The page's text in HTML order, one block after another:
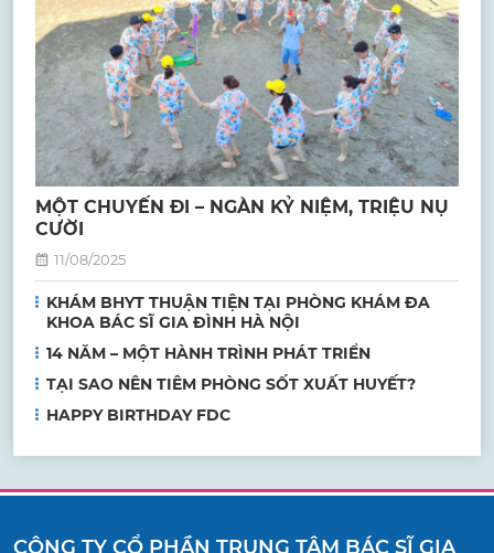
MỘT CHUYẾN ĐI – NGÀN KỶ NIỆM, TRIỆU NỤ
CƯỜI
11/08/2025
KHÁM BHYT THUẬN TIỆN TẠI PHÒNG KHÁM ĐA
KHOA BÁC SĨ GIA ĐÌNH HÀ NỘI
14 NĂM – MỘT HÀNH TRÌNH PHÁT TRIỂN
TẠI SAO NÊN TIÊM PHÒNG SỐT XUẤT HUYẾT?
HAPPY BIRTHDAY FDC
CÔNG TY CỔ PHẦN TRUNG TÂM BÁC SĨ GIA